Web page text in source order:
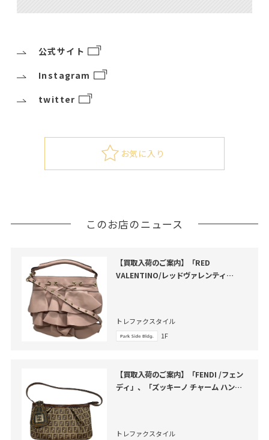
公式サイト
Instagram
twitter
お気に入り
このお店のニュース
【買取入荷のご案内】「RED
VALENTINO/レッドヴァレンティ
トレファクスタイル
1F
【買取入荷のご案内】「FENDI /フェン
ディ」、「ズッキーノ チャーム ハンド
トレファクスタイル